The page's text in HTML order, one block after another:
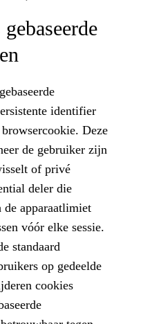
identifier
Deze
de gebruiker zijn
of privé
deler die
de apparaatlimiet
vóór elke sessie.
standaard
op gedeelde
cookies